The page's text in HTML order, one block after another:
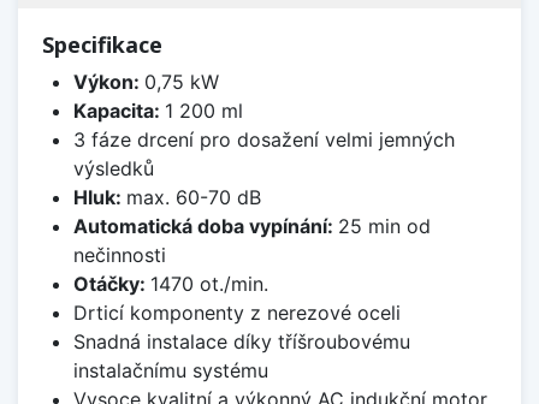
Specifikace
Výkon: 0,75 kW
Kapacita: 1 200 ml
3 fáze drcení pro dosažení velmi jemných
výsledků
Hluk: max. 60-70 dB
Automatická doba vypínání: 25 min od
nečinnosti
Otáčky: 1470 ot./min.
Drticí komponenty z nerezové oceli
Snadná instalace díky tříšroubovému
instalačnímu systému